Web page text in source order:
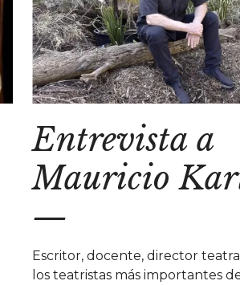
Entrevista a
Mauricio
—
Escritor, docente, director
los teatristas más importantes